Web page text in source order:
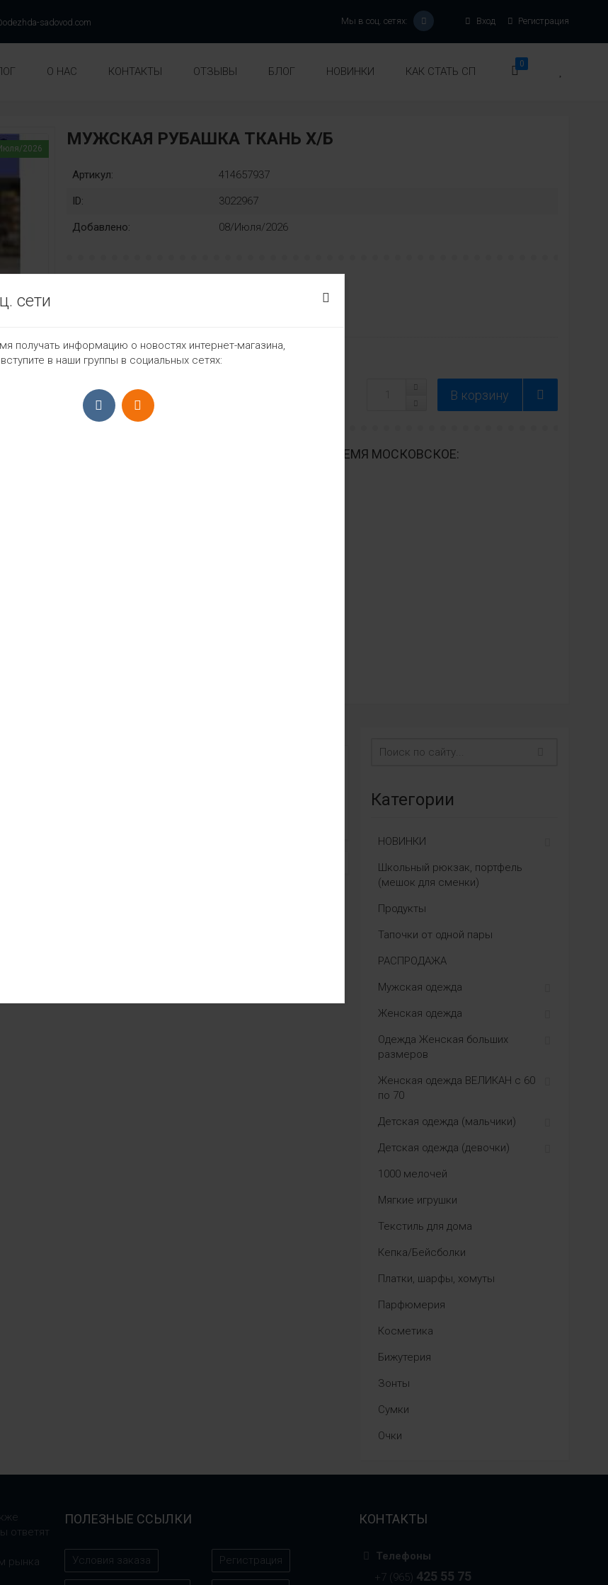
sadovod.com Вход Регистрация
Мы в соц. сетях:
О НАС КОНТАКТЫ ОТЗЫВЫ БЛОГ НОВИНКИ КАК СТАТЬ СП
0
2026 МУЖСКАЯ РУБАШКА ТКАНЬ Х/Б
Артикул: 414657937
ID: 3022967
Добавлено: 08/Июля/2026
665₽
ПРИЁМ ЗАКАЗОВ С 9:00-22:00, ЕЖЕДНЕВНО ВРЕМЯ МОСКОВСКОЕ:
Категории
НОВИНКИ
Школьный рюкзак, портфель
(мешок для сменки)
Продукты
Тапочки от одной пары
РАСПРОДАЖА
Мужская одежда
Женская одежда
Одежда Женская больших
размеров
Женская одежда ВЕЛИКАН с 60
по 70
Детская одежда (мальчики)
Детская одежда (девочки)
1000 мелочей
Мягкие игрушки
Текстиль для дома
Кепка/Бейсболки
Платки, шарфы, хомуты
Парфюмерия
Косметика
Бижутерия
Зонты
Сумки
Очки
ответят
рынка
ПОЛЕЗНЫЕ ССЫЛКИ
Условия заказа Регистрация
КОНТАКТЫ
Телефоны
+7 (965) 425 55 75
сети
получать информацию о новостях интернет-магазина,
в наши группы в социальных сетях: